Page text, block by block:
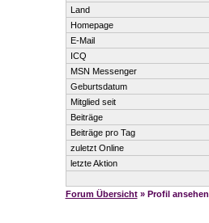
Land
Homepage
E-Mail
ICQ
MSN Messenger
Geburtsdatum
Mitglied seit
Beiträge
Beiträge pro Tag
zuletzt Online
letzte Aktion
Forum Übersicht» Profil ansehen